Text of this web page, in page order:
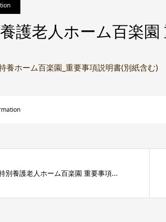
護老人ホーム百楽園
養ホーム百楽園_重要事項説明書(別紙含む)
別養護老人ホーム百楽園 重要事項...